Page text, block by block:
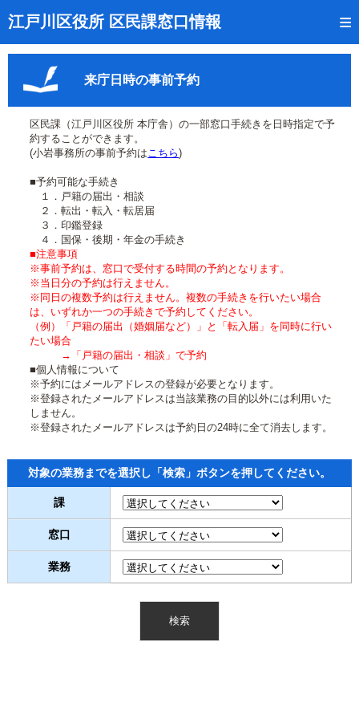
江戸川区役所 区民課窓口情報
トップページ
受付番号の呼出状況確認
証明書の交付状況確認
呼出状況のメール通知登録
来庁日時の事前予約
事前予約の確認・取消
混雑予想カレンダー
本サイトのご利用案内
来庁日時の事前予約
区民課（江戸川区役所 本庁舎）の一部窓口手続きを日時指定で予
約することができます。
(小岩事務所の事前予約はこちら)
■予約可能な手続き
１．戸籍の届出・相談
２．転出・転入・転居届
３．印鑑登録
４．国保・後期・年金の手続き
■注意事項
※事前予約は、窓口で受付する時間の予約となります。
※当日分の予約は行えません。
※同日の複数予約は行えません。複数の手続きを行いたい場合
は、いずれか一つの手続きで予約してください。
（例）「戸籍の届出（婚姻届など）」と「転入届」を同時に行い
たい場合
→「戸籍の届出・相談」で予約
■個人情報について
※予約にはメールアドレスの登録が必要となります。
※登録されたメールアドレスは当該業務の目的以外には利用いた
しません。
※登録されたメールアドレスは予約日の24時に全て消去します。
対象の業務までを選択し「検索」ボタンを押してください。
課
窓口
業務